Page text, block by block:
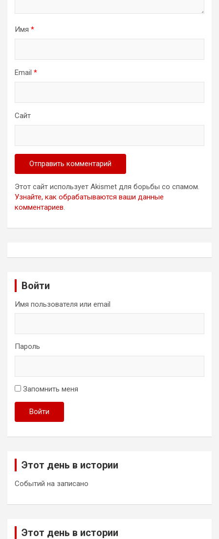
Имя *
Email *
Сайт
Этот сайт использует Akismet для борьбы со спамом.
Узнайте, как обрабатываются ваши данные
комментариев.
Войти
Имя пользователя или email
Пароль
Запомнить меня
Войти
Этот день в истории
Событий на записано
Этот день в истории